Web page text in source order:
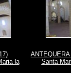
la
Santa